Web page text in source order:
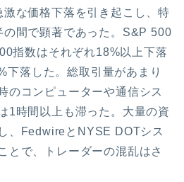
な価格下落を引き起こし、特
の間で顕著であった。S&P 500
指数はそれぞれ18%以上下落
下落した。総取引量があまり
のコンピューターや通信シス
1時間以上も滞った。大量の資
、FedwireとNYSE DOTシス
とで、トレーダーの混乱はさ